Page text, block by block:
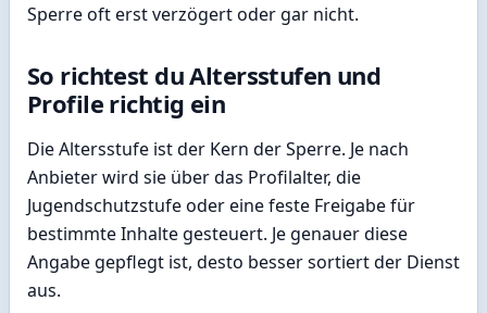
Sperre oft erst verzögert oder gar nicht.
So richtest du Altersstufen und
Profile richtig ein
Die Altersstufe ist der Kern der Sperre. Je nach
Anbieter wird sie über das Profilalter, die
Jugendschutzstufe oder eine feste Freigabe für
bestimmte Inhalte gesteuert. Je genauer diese
Angabe gepflegt ist, desto besser sortiert der Dienst
aus.